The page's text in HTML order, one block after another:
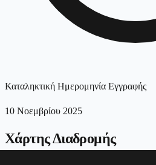
Καταληκτική Ημερομηνία Εγγραφής
10 Νοεμβρίου 2025
Χάρτης Διαδρομής